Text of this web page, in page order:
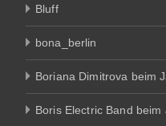
Bluff
bona_berlin
Boriana Dimitrova beim
Boris Electric Band